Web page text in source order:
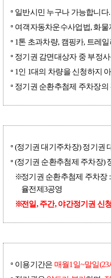
일반시민 누구나 가능합니다.
여객자동차운수사업법, 화
1톤 초과차량, 캠핑카, 트레
정기권 감면대상자 중 부정
1인 1대의 차량을 신청하지
정기권 순환추첨제 주차장
(정기권 대기주차장) 정기권
(정기권 순환추첨제 주차장)
정기권 순환추첨제 주차장
율전제3공영
전일, 주간, 야간정기권 신
이용기간은 매월1일~말일(23